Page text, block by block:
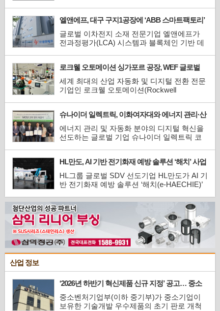
접목해 시너지를 극대화하는 ‘적용·융합형 연
구개발’을 전폭적으로 추진할 예정이다.효성
은 AI를 단순한 업무 효율화나 비용 절감 도구
에 그치지 않고, 효...
엘앤에프, 대구 구지1공장에 ‘ABB 스마트팩토리’
기반 구축… 글로벌 ESG·배터리 규제 대응
글로벌 이차전지 소재 전문기업 엘앤에프가
전과정평가(LCA) 시스템과 블록체인 기반 데
·블록체인) 스마트팩토리’ 기반을 마련했다고
밝혔다.오는 2027년 유럽연합(EU)의 ‘디지털
배터리 여권(DBP)’ 탑재 의무화를 앞두고 글
로벌 완성차업체(OEM)들이 공...
로크웰 오토메이션 싱가포르 공장, WEF 글로벌
라이트하우스 네트워크 선정
세계 최대의 산업 자동화 및 디지털 전환 전문
기업인 로크웰 오토메이션(Rockwell
우스 네트워크(Global Lighthouse Network) 멤
버로 선정됐다고 발표했다.글로벌 라이트하우
스 네트워크는 세계경제포럼이 첨단 기술을
대규모로 적용해 생산성·품질·인력 활용도
에...
슈나이더 일렉트릭, 이화여자대와 에너지 관리·산
업 자동화 인재 육성 MOU 체결
에너지 관리 및 자동화 분야의 디지털 혁신을
선도하는 글로벌 기업 슈나이더 일렉트릭 코
업무협약(MOU)을 체결했다.이번 협약 체결식
에는 이화여대 융합전자반도체공학부 강제원
학부장, 전자전기공학전공 김정호 교수, 전자
전기공학전공 최선한 교...
HL만도, AI 기반 전기화재 예방 솔루션 ‘해치’ 사업
본격화
HL그룹 글로벌 SDV 선도기업 HL만도가 AI 기
반 전기화재 예방 솔루션 ‘해치(e-HAECHIE)’
수상하며 처음 선보인 지 1년여 만의 성과다.
국내 17개 공장 검증(PoC)을 통해 안정성과
신뢰성을 확보한 해치는 오는 6월 양산과 더불
어 첫 고객으로 현대차그룹을 맞이한다. 적용
지역은 북미, 고객의 메타플랜트 ...
산업 정보
‘2026년 하반기 혁신제품 신규 지정’ 공고… 중소
기업 공공조달 문턱 낮춘다
중소벤처기업부(이하 중기부)가 중소기업이
보유한 기술개발 우수제품의 초기 판로 개척